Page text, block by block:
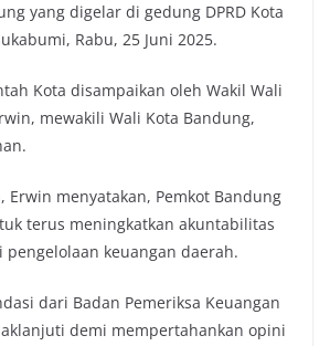
yang digelar di gedung DPRD Kota
Rabu, 25 Juni 2025.
Kota disampaikan oleh Wakil Wali
mewakili Wali Kota Bandung,
Erwin menyatakan, Pemkot Bandung
terus meningkatkan akuntabilitas
keuangan daerah.
dari Badan Pemeriksa Keuangan
demi mempertahankan opini